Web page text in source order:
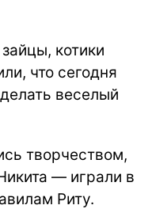
котики
что сегодня
веселый
творчеством,
— играли в
Риту.